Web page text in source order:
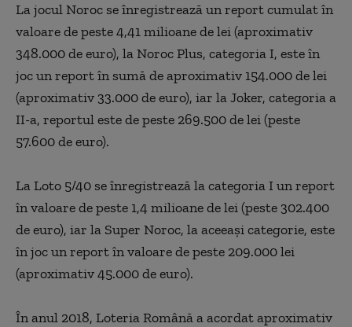
La jocul Noroc se înregistrează un report cumulat în
valoare de peste 4,41 milioane de lei (aproximativ
348.000 de euro), la Noroc Plus, categoria I, este în
joc un report în sumă de aproximativ 154.000 de lei
(aproximativ 33.000 de euro), iar la Joker, categoria a
II-a, reportul este de peste 269.500 de lei (peste
57.600 de euro).
La Loto 5/40 se înregistrează la categoria I un report
în valoare de peste 1,4 milioane de lei (peste 302.400
de euro), iar la Super Noroc, la aceeaşi categorie, este
în joc un report în valoare de peste 209.000 lei
(aproximativ 45.000 de euro).
În anul 2018, Loteria Română a acordat aproximativ